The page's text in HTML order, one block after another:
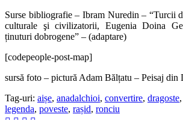
Surse bibliografie – Ibram Nuredin – “Turcii
culturale şi civilizatorii, Eugenia Doina
ținuturi dobrogene” – (adaptare)
[codepeople-post-map]
sursă foto – pictură Adam Bălțatu – Peisaj din
Tag-uri: aișe, anadalchioi, convertire, dragoste,
legenda, poveste, rașid, ronciu